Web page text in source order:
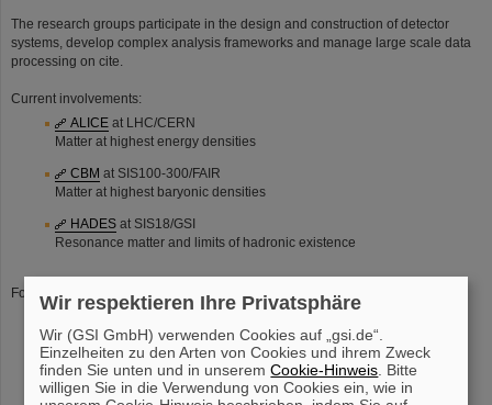
The research groups participate in the design and construction of detector
systems, develop complex analysis frameworks and manage large scale data
processing on cite.
Current involvements:
ALICE at LHC/CERN
Matter at highest energy densities
CBM at SIS100-300/FAIR
Matter at highest baryonic densities
HADES at SIS18/GSI
Resonance matter and limits of hadronic existence
Former participations:
at SIS18/GSI
Nuclear matter equation of states at high density, resonance matter,
strangeness production
NA49, WA98 and CERES at SPS/CERN
Wir respektieren Ihre Privatsphäre
Wir (GSI GmbH) verwenden Cookies auf „gsi.de“.
Einzelheiten zu den Arten von Cookies und ihrem Zweck
finden Sie unten und in unseremCookie-Hinweis . Bitte
willigen Sie in die Verwendung von Cookies ein, wie in